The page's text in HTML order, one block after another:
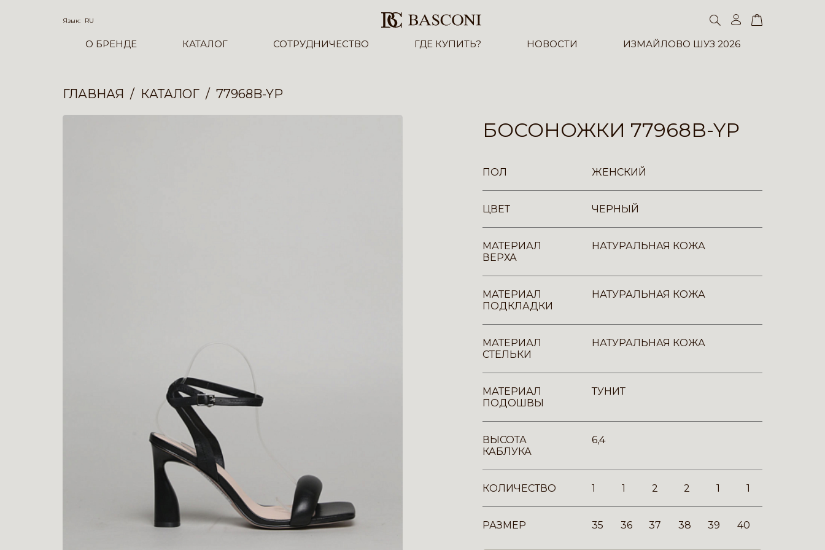
Язык: RU
О БРЕНДЕ КАТАЛОГ СОТРУДНИЧЕСТВО ГДЕ КУПИТЬ? НОВОСТИ ИЗМАЙЛОВО ШУЗ 2026
ГЛАВНАЯ КАТАЛОГ 77968B-YP
БОСОНОЖКИ 77968B-YP
ПОЛ ЖЕНСКИЙ
ЦВЕТ ЧЕРНЫЙ
МАТЕРИАЛ
ВЕРХА
НАТУРАЛЬНАЯ КОЖА
МАТЕРИАЛ
ПОДКЛАДКИ
НАТУРАЛЬНАЯ КОЖА
МАТЕРИАЛ
СТЕЛЬКИ
НАТУРАЛЬНАЯ КОЖА
МАТЕРИАЛ
ПОДОШВЫ
ТУНИТ
ВЫСОТА
КАБЛУКА
6,4
КОЛИЧЕСТВО 1 1 2 2 1 1
РАЗМЕР 35 36 37 38 39 40